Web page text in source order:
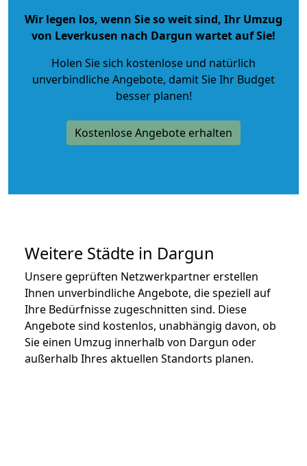
Wir legen los, wenn Sie so weit sind, Ihr Umzug
von Leverkusen nach Dargun wartet auf Sie!
Holen Sie sich kostenlose und natürlich
unverbindliche Angebote, damit Sie Ihr Budget
besser planen!
Kostenlose Angebote erhalten
Weitere Städte in Dargun
Unsere geprüften Netzwerkpartner erstellen
Ihnen unverbindliche Angebote, die speziell auf
Ihre Bedürfnisse zugeschnitten sind. Diese
Angebote sind kostenlos, unabhängig davon, ob
Sie einen Umzug innerhalb von Dargun oder
außerhalb Ihres aktuellen Standorts planen.